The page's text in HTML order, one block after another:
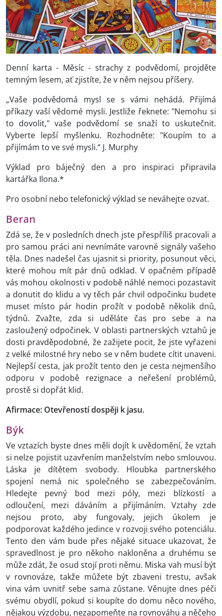
Denní karta - Měsíc - strachy z podvědomí, projděte
temným lesem, ať zjistíte, že v něm nejsou příšery.
„Vaše podvědomá mysl se s vámi nehádá. Přijímá
příkazy vaší vědomé mysli. Jestliže řeknete: "Nemohu si
to dovolit," vaše podvědomí se snaží to uskutečnit.
Vyberte lepší myšlenku. Rozhodněte: "Koupím to a
přijímám to ve své mysli.“ J. Murphy
Výklad pro báječný den a pro inspiraci připravila
kartářka Ilona.*
Pro osobní nebo telefonický výklad se neváhejte ozvat.
Beran
Zdá se, že v posledních dnech jste přespříliš pracovali a
pro samou práci ani nevnímáte varovné signály vašeho
těla. Dnes nadešel čas ujasnit si priority, posunout věci,
které mohou mít pár dnů odklad. V opačném případě
vás mohou okolnosti v podobě náhlé nemoci pozastavit
a donutit do klidu a vy těch pár chvil odpočinku budete
muset místo pár hodin prožít v podobě několik dnů,
týdnů. Zvažte, zda si uděláte čas pro sebe a na
zasloužený odpočinek. V oblasti partnerských vztahů je
dosti pravděpodobné, že zažijete pocit, že jste vyřazeni
z velké milostné hry nebo se v něm budete cítit unaveni.
Nejlepší cesta, jak prožít tento den je cesta nejmenšího
odporu v podobě rezignace a neřešení problémů,
prostě si dopřát klid.
Afirmace: Otevřeností dospěji k jasu.
Býk
Ve vztazích byste dnes měli dojít k uvědomění, že vztah
si nelze pojistit uzavřením manželstvím nebo smlouvou.
Láska je dítětem svobody. Hloubka partnerského
spojení nemá nic společného se zabezpečováním.
Hledejte pevný bod mezi póly, mezi blízkostí a
odloučení, mezi dáváním a přijímáním. Vztahy zde
nejsou proto, aby fungovaly, jejich úkolem je
podporovat každého jedince v rozvoji svého potenciálu.
Tento den vám bude přes nějaké situace ukazovat, že
spravedlnost je pro někoho nakloněna a druhému se
může zdát, že osud stojí proti němu. Miska vah musí být
v rovnováze, takže můžete být zbaveni trestu, avšak
vina vám uvnitř sebe sama zůstane. Věnujte dnes péči
svému obydlí, pokud si koupíte do domu něco nového,
nějakou výzdobu, nezapomeňte na rovnováhu a něčeho